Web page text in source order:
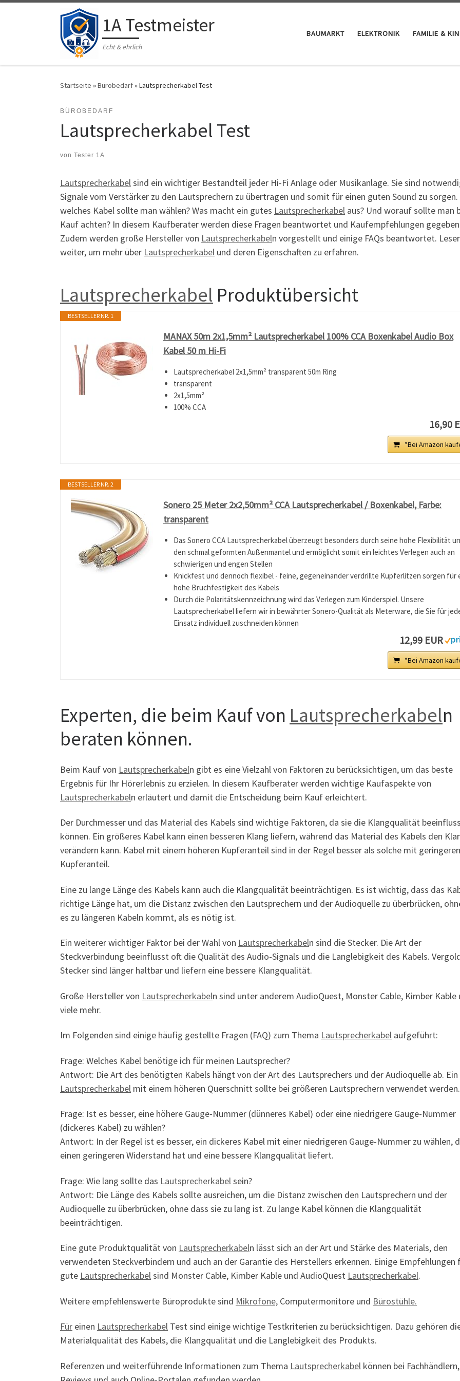
Zum Inhalt springen 1A Testmeister
Echt & ehrlich
BAUMARKT ELEKTRONIK FAMILIE &
Startseite »Bürobedarf»Lautsprecherkabel Test
BÜROBEDARF
Lautsprecherkabel Test
von Tester 1A
Lautsprecherkabelsind ein wichtiger Bestandteil jeder Hi-Fi Anlage oder Musikanlage. Sie sind
Signale vom Verstärker zu den Lautsprechern zu übertragen und somit für einen guten Sound zu sorgen.
welches Kabel sollte man wählen? Was macht ein gutes Lautsprecherkabel aus? Und worauf sollte man
Kauf achten? In diesem Kaufberater werden diese Fragen beantwortet und Kaufempfehlungen
Zudem werden große Hersteller von Lautsprecherkabeln vorgestellt und einige FAQs beantwortet.
weiter, um mehr über Lautsprecherkabel und deren Eigenschaften zu erfahren.
Lautsprecherkabel Produktübersicht
BESTSELLER NR. 1
MANAX 50m 2x1,5mm² Lautsprecherkabel 100% CCA Boxenkabel Audio Box
Kabel 50 m Hi-Fi
Lautsprecherkabel 2x1,5mm² transparent 50m Ring
transparent
2x1,5mm²
100% CCA
16,90
*Bei Amazon
BESTSELLER NR. 2
Sonero 25 Meter 2x2,50mm² CCA Lautsprecherkabel / Boxenkabel, Farbe:
transparent
Das Sonero CCA Lautsprecherkabel überzeugt besonders durch seine hohe Flexibilität
den schmal geformten Außenmantel und ermöglicht somit ein leichtes Verlegen auch an
schwierigen und engen Stellen
Knickfest und dennoch flexibel - feine, gegeneinander verdrillte Kupferlitzen sorgen für
hohe Bruchfestigkeit des Kabels
Durch die Polaritätskennzeichnung wird das Verlegen zum Kinderspiel. Unsere
Lautsprecherkabel liefern wir in bewährter Sonero-Qualität als Meterware, die Sie für
Einsatz individuell zuschneiden können
12,99 EUR
*Bei Amazon
Experten, die beim Kauf von Lautsprecherkabeln
beraten können.
Beim Kauf von Lautsprecherkabeln gibt es eine Vielzahl von Faktoren zu berücksichtigen, um das beste
Ergebnis für Ihr Hörerlebnis zu erzielen. In diesem Kaufberater werden wichtige Kaufaspekte von
Lautsprecherkabeln erläutert und damit die Entscheidung beim Kauf erleichtert.
Der Durchmesser und das Material des Kabels sind wichtige Faktoren, da sie die Klangqualität
können. Ein größeres Kabel kann einen besseren Klang liefern, während das Material des Kabels den
verändern kann. Kabel mit einem höheren Kupferanteil sind in der Regel besser als solche mit
Kupferanteil.
Eine zu lange Länge des Kabels kann auch die Klangqualität beeinträchtigen. Es ist wichtig, dass das
richtige Länge hat, um die Distanz zwischen den Lautsprechern und der Audioquelle zu überbrücken,
es zu längeren Kabeln kommt, als es nötig ist.
Ein weiterer wichtiger Faktor bei der Wahl von Lautsprecherkabeln sind die Stecker. Die Art der
Steckverbindung beeinflusst oft die Qualität des Audio-Signals und die Langlebigkeit des Kabels.
Stecker sind länger haltbar und liefern eine bessere Klangqualität.
Große Hersteller von Lautsprecherkabeln sind unter anderem AudioQuest, Monster Cable, Kimber Kable
viele mehr.
Im Folgenden sind einige häufig gestellte Fragen (FAQ) zum Thema Lautsprecherkabel aufgeführt:
Frage: Welches Kabel benötige ich für meinen Lautsprecher?
Antwort: Die Art des benötigten Kabels hängt von der Art des Lautsprechers und der Audioquelle ab. Ein
Lautsprecherkabel mit einem höheren Querschnitt sollte bei größeren Lautsprechern verwendet werden.
Frage: Ist es besser, eine höhere Gauge-Nummer (dünneres Kabel) oder eine niedrigere Gauge-Nummer
(dickeres Kabel) zu wählen?
Antwort: In der Regel ist es besser, ein dickeres Kabel mit einer niedrigeren Gauge-Nummer zu wählen,
einen geringeren Widerstand hat und eine bessere Klangqualität liefert.
Frage: Wie lang sollte das Lautsprecherkabelsein?
Antwort: Die Länge des Kabels sollte ausreichen, um die Distanz zwischen den Lautsprechern und der
Audioquelle zu überbrücken, ohne dass sie zu lang ist. Zu lange Kabel können die Klangqualität
beeinträchtigen.
Eine gute Produktqualität von Lautsprecherkabeln lässt sich an der Art und Stärke des Materials, den
verwendeten Steckverbindern und auch an der Garantie des Herstellers erkennen. Einige Empfehlungen
gute Lautsprecherkabelsind Monster Cable, Kimber Kable und AudioQuest Lautsprecherkabel.
Weitere empfehlenswerte Büroprodukte sind Mikrofone, Computermonitore und Bürostühle.
Für einen Lautsprecherkabel Test sind einige wichtige Testkriterien zu berücksichtigen. Dazu gehören
Materialqualität des Kabels, die Klangqualität und die Langlebigkeit des Produkts.
Referenzen und weiterführende Informationen zum Thema Lautsprecherkabel können bei Fachhändlern,